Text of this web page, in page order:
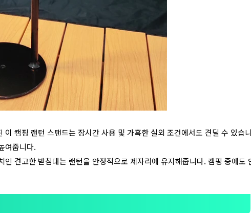
이 캠핑 랜턴 스탠드는 장시간 사용 및 가혹한 실외 조건에서도 견딜 수 있습
여줍니다.
인 견고한 받침대는 랜턴을 안정적으로 제자리에 유지해줍니다. 캠핑 중에도